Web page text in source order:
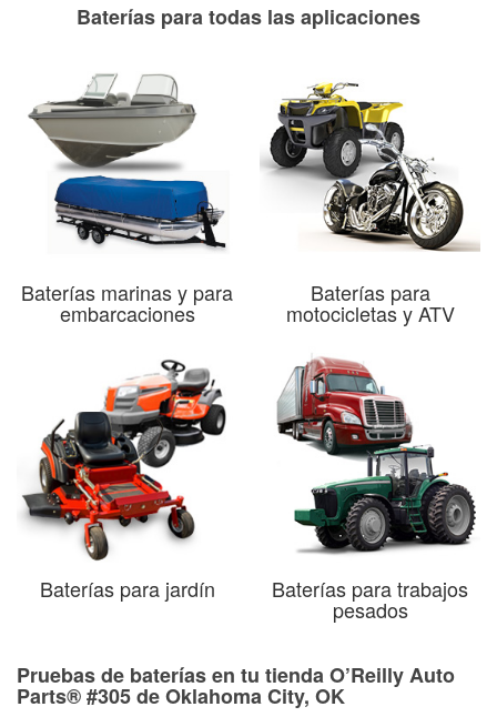
Baterías para todas las aplicaciones
Baterías marinas y para
embarcaciones
Baterías para
motocicletas y ATV
Baterías para jardín Baterías para trabajos
pesados
Pruebas de baterías en tu tienda O’Reilly Auto
Parts® #305 de Oklahoma City, OK